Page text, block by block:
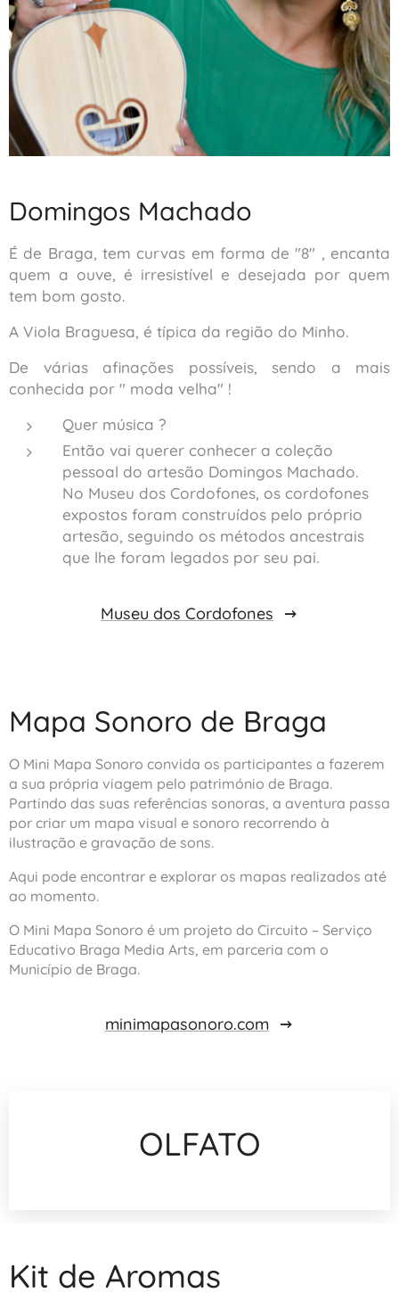
Domingos Machado
É de Braga, tem curvas em forma de "8" , encanta
quem a ouve, é irresistível e desejada por quem
tem bom gosto.
A Viola Braguesa, é típica da região do Minho.
De várias afinações possíveis, sendo a mais
conhecida por " moda velha" !
Quer música ?
Então vai querer conhecer a coleção
pessoal do artesão Domingos Machado.
No Museu dos Cordofones, os cordofones
expostos foram construídos pelo próprio
artesão, seguindo os métodos ancestrais
que lhe foram legados por seu pai. 🎻
Museu dos Cordofones
Mapa Sonoro de Braga
O Mini Mapa Sonoro convida os participantes a fazerem
a sua própria viagem pelo património de Braga.
Partindo das suas referências sonoras, a aventura passa
por criar um mapa visual e sonoro recorrendo à
ilustração e gravação de sons.
Aqui pode encontrar e explorar os mapas realizados até
ao momento.
O Mini Mapa Sonoro é um projeto do Circuito – Serviço
Educativo Braga Media Arts, em parceria com o
Município de Braga.
minimapasonoro.com
OLFATO
Kit de Aromas